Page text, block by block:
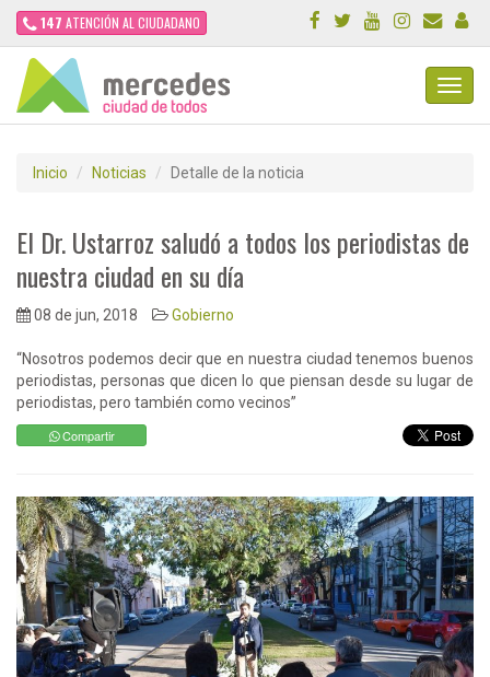
147 ATENCIÓN AL CIUDADANO
Inicio Noticias Detalle de la noticia
El Dr. Ustarroz saludó a todos los periodistas de
nuestra ciudad en su día
08 de jun, 2018 Gobierno
“Nosotros podemos decir que en nuestra ciudad tenemos buenos
periodistas, personas que dicen lo que piensan desde su lugar de
periodistas, pero también como vecinos”
Compartir